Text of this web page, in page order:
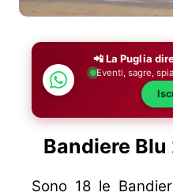
📲 La Puglia
Eventi, sagre,
Bandiere
Sono 18 le